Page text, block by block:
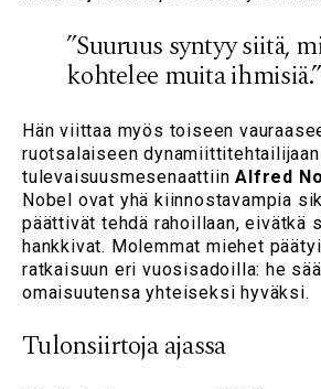
”Suuruus syntyy siitä,
kohtelee muita ihmisiä.”
Hän viittaa myös toiseen
ruotsalaiseen dynamiittitehtailijaan
tulevaisuusmesenaattiinAlfred
Nobel ovat yhä kiinnostavampia
päättivät tehdä rahoillaan, eivätkä
hankkivat. Molemmat miehet
ratkaisuun eri vuosisadoilla: he
omaisuutensa yhteiseksi hyväksi.
Tulonsiirtoja ajassa